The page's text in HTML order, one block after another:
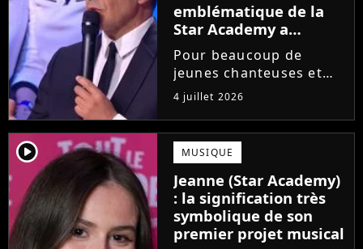
emblématique de la
Star Academy a
souffert après
l'émission, "J'étais
traitée de potiche"
Pour beaucoup de
jeunes chanteuses et
chanteurs, la Star
Academy est un rêve.
Mais comme l'a rappelé
une ancienne gagnante,
l'émission de TF1 n'est
pas toujours simple à
vivre.
4 juillet 2026
player2 MUSIQUE
Jeanne (Star Academy)
: la signification très
symbolique de son
premier projet musical